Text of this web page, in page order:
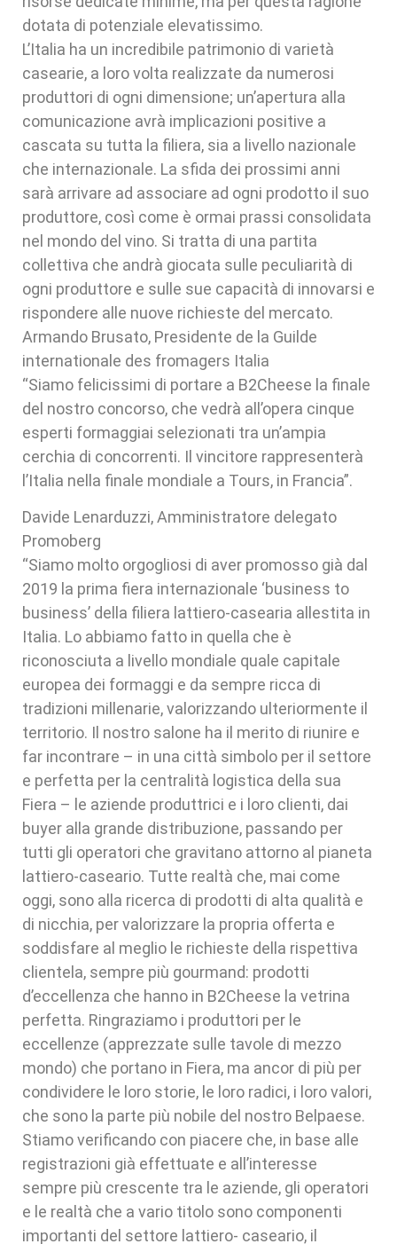
dotata di potenziale elevatissimo.
L’Italia ha un incredibile patrimonio di varietà
casearie, a loro volta realizzate da numerosi
produttori di ogni dimensione; un’apertura alla
comunicazione avrà implicazioni positive a
cascata su tutta la filiera, sia a livello nazionale
che internazionale. La sfida dei prossimi anni
sarà arrivare ad associare ad ogni prodotto il suo
produttore, così come è ormai prassi consolidata
nel mondo del vino. Si tratta di una partita
collettiva che andrà giocata sulle peculiarità di
ogni produttore e sulle sue capacità di innovarsi e
rispondere alle nuove richieste del mercato.
Armando Brusato, Presidente de la Guilde
internationale des fromagers Italia
“Siamo felicissimi di portare a B2Cheese la finale
del nostro concorso, che vedrà all’opera cinque
esperti formaggiai selezionati tra un’ampia
cerchia di concorrenti. Il vincitore rappresenterà
l’Italia nella finale mondiale a Tours, in Francia”.
Davide Lenarduzzi, Amministratore delegato
Promoberg
“Siamo molto orgogliosi di aver promosso già dal
2019 la prima fiera internazionale ‘business to
business’ della filiera lattiero-casearia allestita in
Italia. Lo abbiamo fatto in quella che è
riconosciuta a livello mondiale quale capitale
europea dei formaggi e da sempre ricca di
tradizioni millenarie, valorizzando ulteriormente il
territorio. Il nostro salone ha il merito di riunire e
far incontrare – in una città simbolo per il settore
e perfetta per la centralità logistica della sua
Fiera – le aziende produttrici e i loro clienti, dai
buyer alla grande distribuzione, passando per
tutti gli operatori che gravitano attorno al pianeta
lattiero-caseario. Tutte realtà che, mai come
oggi, sono alla ricerca di prodotti di alta qualità e
di nicchia, per valorizzare la propria offerta e
soddisfare al meglio le richieste della rispettiva
clientela, sempre più gourmand: prodotti
d’eccellenza che hanno in B2Cheese la vetrina
perfetta. Ringraziamo i produttori per le
eccellenze (apprezzate sulle tavole di mezzo
mondo) che portano in Fiera, ma ancor di più per
condividere le loro storie, le loro radici, i loro valori,
che sono la parte più nobile del nostro Belpaese.
Stiamo verificando con piacere che, in base alle
registrazioni già effettuate e all’interesse
sempre più crescente tra le aziende, gli operatori
e le realtà che a vario titolo sono componenti
importanti del settore lattiero- caseario, il